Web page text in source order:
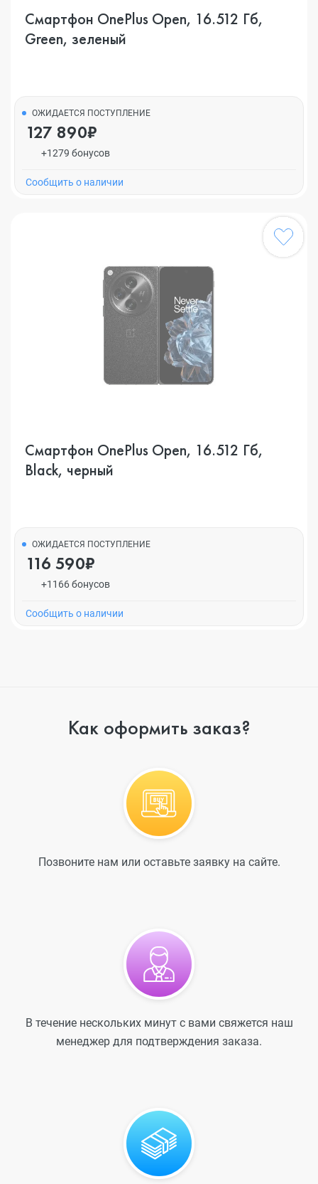
Смартфон OnePlus Open, 16.512 Гб,
Green, зеленый
ОЖИДАЕТСЯ ПОСТУПЛЕНИЕ
127 890₽
+1279 бонусов
Cообщить о наличии
Смартфон OnePlus Open, 16.512 Гб,
Black, черный
ОЖИДАЕТСЯ ПОСТУПЛЕНИЕ
116 590₽
+1166 бонусов
Cообщить о наличии
Как оформить заказ?
Позвоните нам или оставьте заявку на сайте.
В течение нескольких минут с вами свяжется наш
менеджер для подтверждения заказа.